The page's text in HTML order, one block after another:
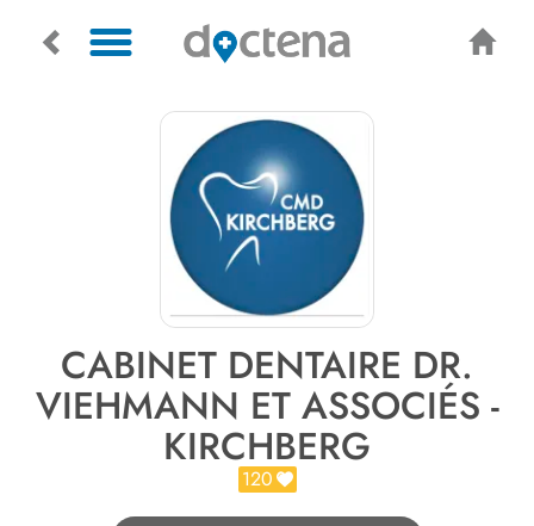
CABINET DENTAIRE DR.
VIEHMANN ET ASSOCIÉS -
KIRCHBERG
120